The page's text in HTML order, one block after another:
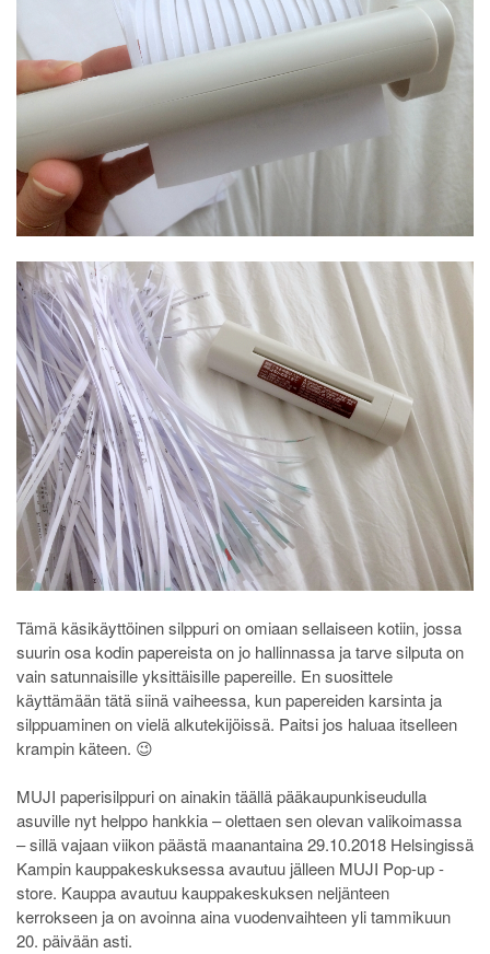
Tämä käsikäyttöinen silppuri on omiaan sellaiseen kotiin, jossa
suurin osa kodin papereista on jo hallinnassa ja tarve silputa on
vain satunnaisille yksittäisille papereille. En suosittele
käyttämään tätä siinä vaiheessa, kun papereiden karsinta ja
silppuaminen on vielä alkutekijöissä. Paitsi jos haluaa itselleen
krampin käteen. 😉
MUJI paperisilppuri on ainakin täällä pääkaupunkiseudulla
asuville nyt helppo hankkia – olettaen sen olevan valikoimassa
– sillä vajaan viikon päästä maanantaina 29.10.2018 Helsingissä
Kampin kauppakeskuksessa avautuu jälleen MUJI Pop-up -
store. Kauppa avautuu kauppakeskuksen neljänteen
kerrokseen ja on avoinna aina vuodenvaihteen yli tammikuun
20. päivään asti.